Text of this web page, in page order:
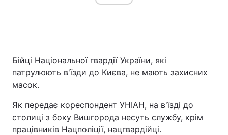
Бійці Національної гвардії України, які
патрулюють в'їзди до Києва, не мають захисних
масок.
Як передає кореспондент УНІАН, на в'їзді до
столиці з боку Вишгорода несуть службу, крім
працівників Нацполіції, нацгвардійці.